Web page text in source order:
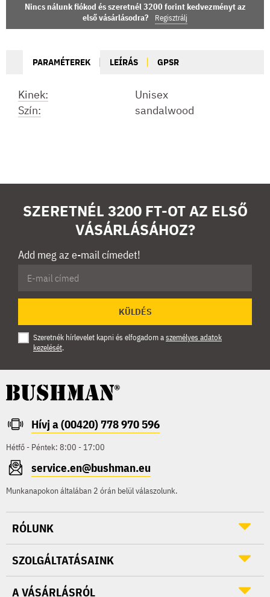
Nincs nálunk fiókod és szeretnél 3200 forint kedvezményt az
első vásárlásodra?
Regisztrálj
PARAMÉTEREK LEÍRÁS GPSR
Kinek:
Unisex
Szín:
sandalwood
SZERETNÉL 3200 FT-OT AZ ELSŐ
VÁSÁRLÁSÁHOZ?
Add meg az e-mail címedet!
KÜLDÉS
Szeretnék hírlevelet kapni és elfogadom aszemélyes adatok
kezelését.
Hívj a (00420) 778 970 596
Hétfő - Péntek: 8:00 - 17:00
service.en@bushman.eu
Munkanapokon általában 2 órán belül válaszolunk.
RÓLUNK
SZOLGÁLTATÁSAINK
A VÁSÁRLÁSRÓL